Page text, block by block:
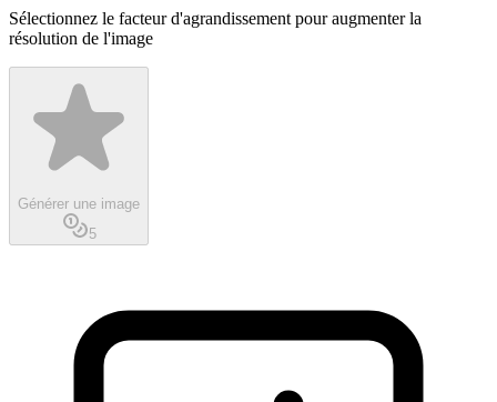
Sélectionnez le facteur d'agrandissement pour augmenter la
résolution de l'image
Générer une image
5